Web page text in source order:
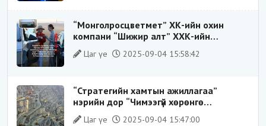
“Монголросцветмет” ХК-ийн охин
компани “Шижир алт” ХХК-ийн
Гүйцэтгэх захирлаар ажиллаж байсан
О.Баттөмөрт холбогдох хэрэг хаашаа
Цаг үе 2025-09-04 15:58:42
“Стратегийн хамтын ажиллагаа”
нэрийн дор “Чимээгүй хөрөнгө
хуримтлал”
Цаг үе 2025-09-04 15:47:00